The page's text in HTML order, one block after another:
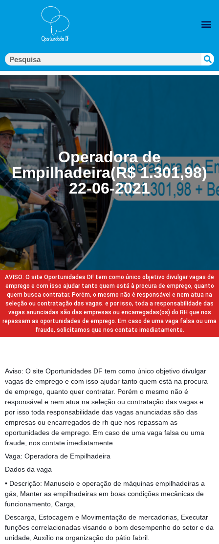
Operadora de
Empilhadeira(R$ 1.301,98)
22-06-2021
AVISO: O site Oportunidades DF tem como único objetivo divulgar vagas de
emprego e com isso ajudar tanto quem está à procura de emprego, quanto
quem busca contratar. Porém, o mesmo não é responsável e nem atua na
seleção ou contratação das vagas. e por isso, toda a responsabilidade das
vagas anunciadas são das empresas ou encarregadas(os) do RH que nos
repassam as oportunidades de emprego. Em caso de uma vaga falsa ou uma
fraude, solicitamos que nos contate imediatamente.
Aviso: O site Oportunidades DF tem como único objetivo divulgar
vagas de emprego e com isso ajudar tanto quem está na procura
de emprego, quanto quer contratar. Porém o mesmo não é
responsável e nem atua na seleção ou contratação das vagas e
por isso toda responsabilidade das vagas anunciadas são das
empresas ou encarregados de rh que nos repassam as
oportunidades de emprego. Em caso de uma vaga falsa ou uma
fraude, nos contate imediatamente.
Vaga: Operadora de Empilhadeira
Dados da vaga
• Descrição: Manuseio e operação de máquinas empilhadeiras a
gás, Manter as empilhadeiras em boas condições mecânicas de
funcionamento, Carga,
Descarga, Estocagem e Movimentação de mercadorias, Executar
funções correlacionadas visando o bom desempenho do setor e da
unidade, Auxílio na organização do pátio fabril.